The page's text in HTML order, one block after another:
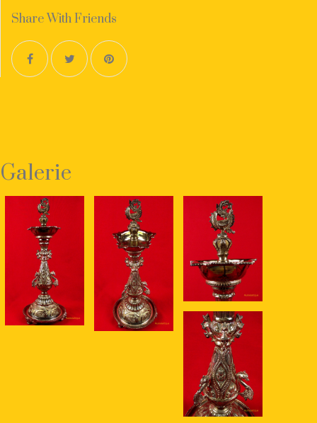
Share With Friends
Galerie